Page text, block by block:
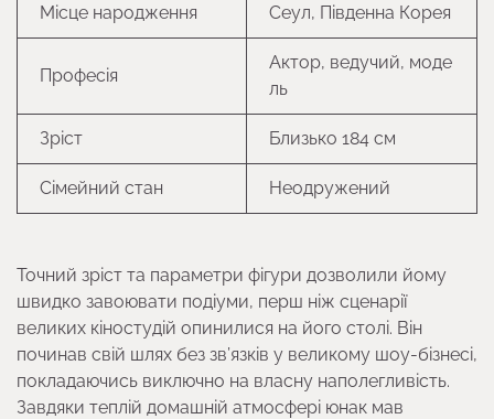
Місце народження Сеул, Південна Корея
Професія
Актор, ведучий, моде
ль
Зріст Близько 184 см
Сімейний стан Неодружений
Точний зріст та параметри фігури дозволили йому
швидко завоювати подіуми, перш ніж сценарії
великих кіностудій опинилися на його столі. Він
починав свій шлях без зв’язків у великому шоу-бізнесі,
покладаючись виключно на власну наполегливість.
Завдяки теплій домашній атмосфері юнак мав